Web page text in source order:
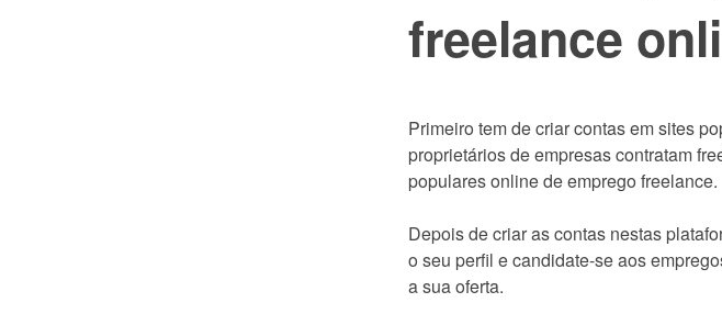
freelance
Primeiro tem de criar contas em sites
proprietários de empresas contratam
populares online de emprego freelance.
Depois de criar as contas nestas
o seu perfil e candidate-se aos
a sua oferta.